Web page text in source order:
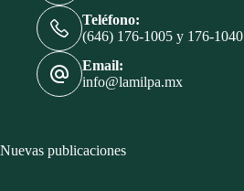
Teléfono:
(646) 176-1005 y 176-1040
Email:
info@lamilpa.mx
Nuevas publicaciones